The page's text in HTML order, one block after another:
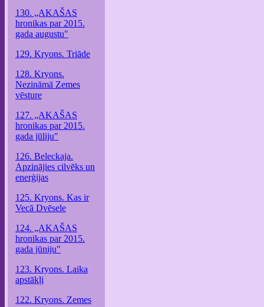
130. „AKAŠAS
hronikas par 2015.
gada augustu"
129. Kryons. Triāde
128. Kryons.
Nezināmā Zemes
vēsture
127. „AKAŠAS
hronikas par 2015.
gada jūliju"
126. Beleckaja.
Apzinājies cilvēks un
enerģijas
125. Kryons. Kas ir
Vecā Dvēsele
124. „AKAŠAS
hronikas par 2015.
gada jūniju"
123. Kryons. Laika
apstākļi
122. Kryons. Zemes